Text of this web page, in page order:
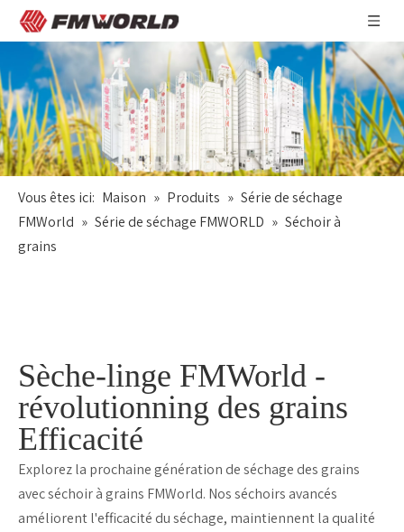
Vous êtes ici: Maison » Produits » Série de séchage
FMWorld » Série de séchage FMWORLD » Séchoir à
grains
Sèche-linge FMWorld -
révolutionning des grains
Efficacité
Explorez la prochaine génération de séchage des grains
avec séchoir à grains FMWorld. Nos séchoirs avancés
améliorent l'efficacité du séchage, maintiennent la qualité